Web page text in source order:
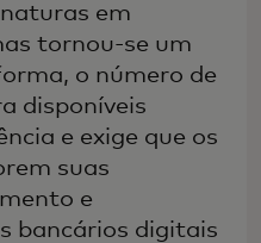
em
tornou-se um
o número de
disponíveis
e exige que os
suas
e
bancários digitais